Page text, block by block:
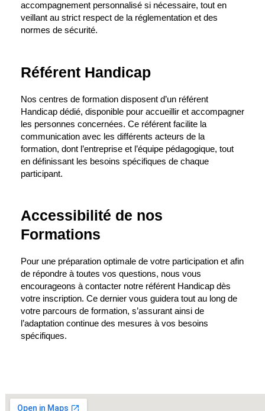
accompagnement personnalisé si nécessaire, tout en
veillant au strict respect de la réglementation et des
normes de sécurité.
Référent Handicap
Nos centres de formation disposent d’un référent
Handicap dédié, disponible pour accueillir et accompagner
les personnes concernées. Ce référent facilite la
communication avec les différents acteurs de la
formation, dont l’entreprise et l’équipe pédagogique, tout
en définissant les besoins spécifiques de chaque
participant.
Accessibilité de nos
Formations
Pour une préparation optimale de votre participation et afin
de répondre à toutes vos questions, nous vous
encourageons à contacter notre référent Handicap dès
votre inscription. Ce dernier vous guidera tout au long de
votre parcours de formation, s’assurant ainsi de
l’adaptation continue des mesures à vos besoins
spécifiques.